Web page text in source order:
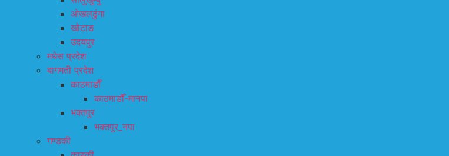
ओखलढुंगा
खोटाङ
उदयपुर
मधेस प्रदेश
बागमती प्रदेश
काठमाडौँ
काठमाडौँ-मानपा
भक्तपुर
भक्तपुर_नपा
गण्डकी